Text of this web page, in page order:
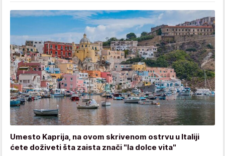
Umesto Kaprija, na ovom skrivenom ostrvu u Italiji
ćete doživeti šta zaista znači "la dolce vita"